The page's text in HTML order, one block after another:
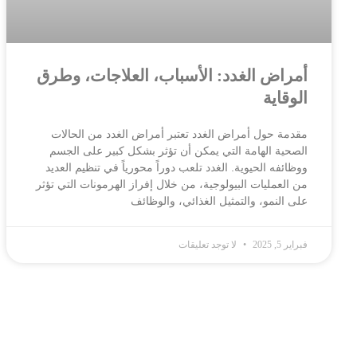
أمراض الغدد: الأسباب، العلاجات، وطرق
الوقاية
مقدمة حول أمراض الغدد تعتبر أمراض الغدد من الحالات
الصحية الهامة التي يمكن أن تؤثر بشكل كبير على الجسم
ووظائفه الحيوية. الغدد تلعب دوراً محورياً في تنظيم العديد
من العمليات البيولوجية، من خلال إفراز الهرمونات التي تؤثر
على النمو، والتمثيل الغذائي، والوظائف
فبراير 5, 2025 لا توجد تعليقات